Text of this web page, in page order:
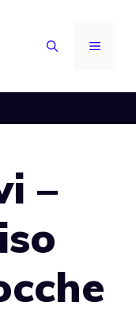
MENU
–